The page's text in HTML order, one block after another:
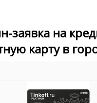
заявка на
карту в